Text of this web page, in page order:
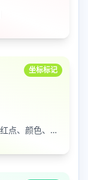
坐标标记
在线图片坐标批量标记工具，支持自定义红点、颜色、大小及序号